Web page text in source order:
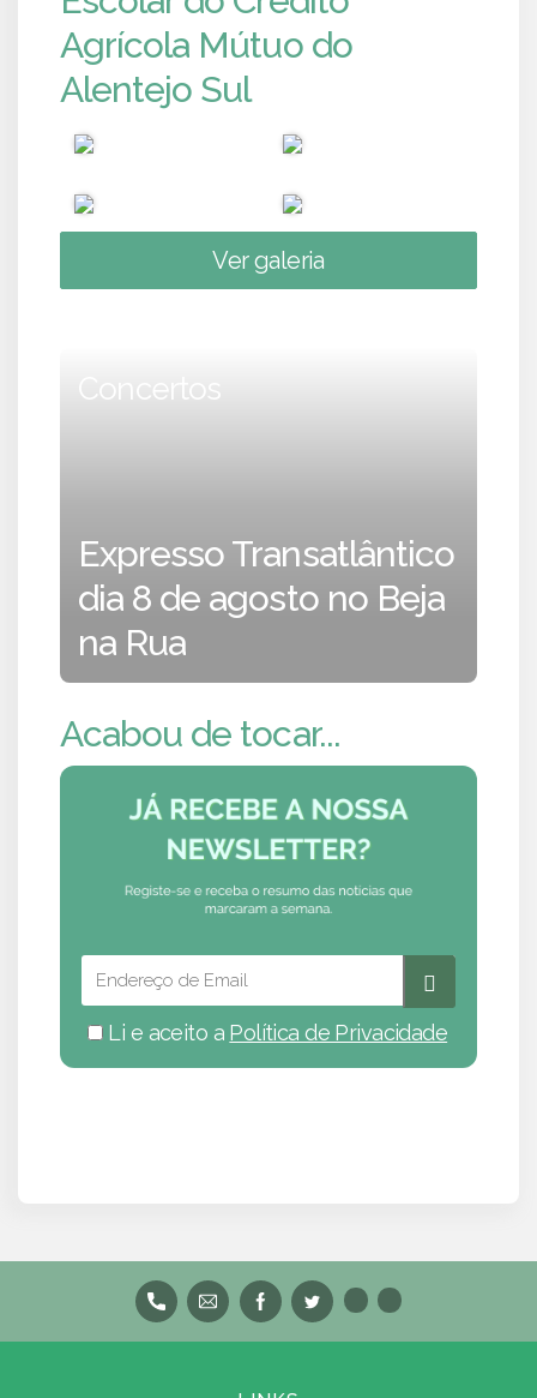
Agrícola Mútuo do
Alentejo Sul
Ver galeria
Concertos
Expresso Transatlântico
dia 8 de agosto no Beja
na Rua
Acabou de tocar...
Li e aceito a Política de Privacidade